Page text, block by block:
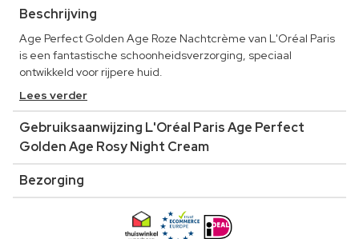
Beschrijving
Age Perfect Golden Age Roze Nachtcrème van L'Oréal Paris
is een fantastische schoonheidsverzorging, speciaal
ontwikkeld voor rijpere huid.
Lees verder
Gebruiksaanwijzing L'Oréal Paris Age Perfect
Golden Age Rosy Night Cream
Bezorging